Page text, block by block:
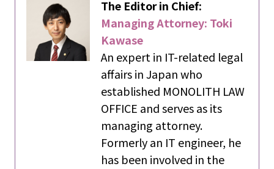
The Editor in Chief:
Managing Attorney: Toki
Kawase
An expert in IT-related legal
affairs in Japan who
established MONOLITH LAW
OFFICE and serves as its
managing attorney.
Formerly an IT engineer, he
has been involved in the